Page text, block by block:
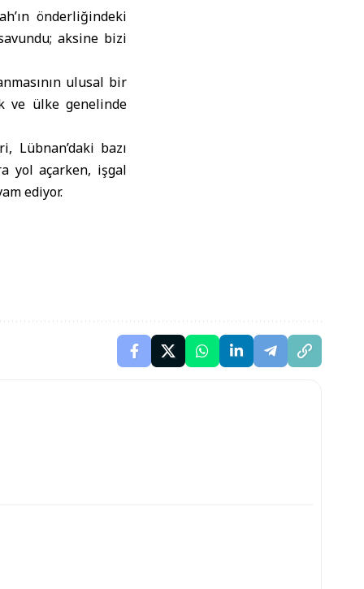
önderliğindeki
savundu; aksine bizi
ulusal bir
ve ülke genelinde
Lübnan’daki bazı
yol açarken, işgal
ediyor.